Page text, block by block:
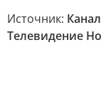
Источник:
Телевидение